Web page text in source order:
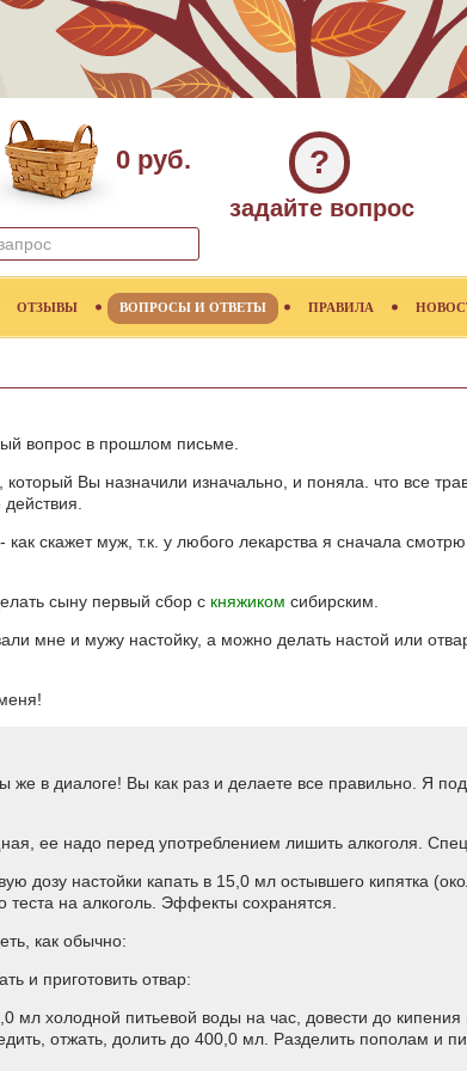
0 руб. ?
задайте вопрос
ОТЗЫВЫ ВОПРОСЫ И ОТВЕТЫ ПРАВИЛА
вопрос в прошлом письме.
Вы назначили изначально, и поняла. что все
скажет муж, т.к. у любого лекарства я сначала
сыну первый сбор с княжиком сибирским.
мне и мужу настойку, а можно делать настой или
же в диалоге! Вы как раз и делаете все правильно. Я
ее надо перед употреблением лишить алкоголя.
дозу настойки капать в 15,0 мл остывшего кипятка
теста на алкоголь. Эффекты сохранятся.
как обычно:
и приготовить отвар:
мл холодной питьевой воды на час, довести до
отжать, долить до 400,0 мл. Разделить пополам и